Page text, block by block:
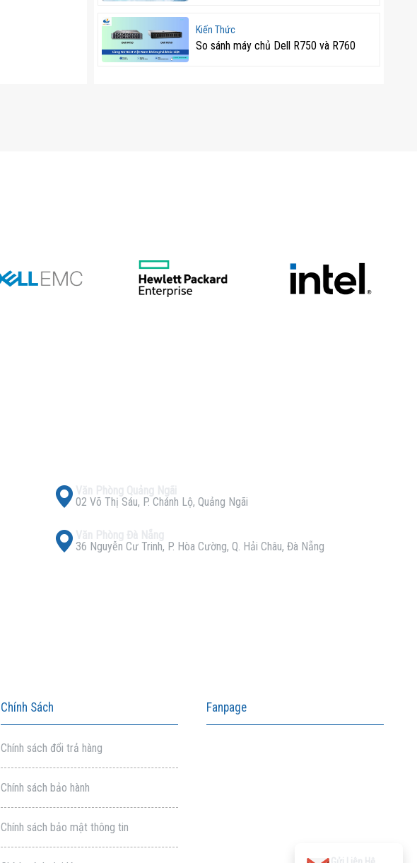
Kiến Thức
So sánh máy chủ Dell R750 và R760
02 Võ Thị Sáu, P. Chánh Lộ, Quảng Ngãi
36 Nguyễn Cư Trinh, P. Hòa Cường, Q. Hải Châu, Đà Nẵng
Chính Sách
Chính sách đổi trả hàng
Chính sách bảo hành
Chính sách bảo mật thông tin
Fanpage